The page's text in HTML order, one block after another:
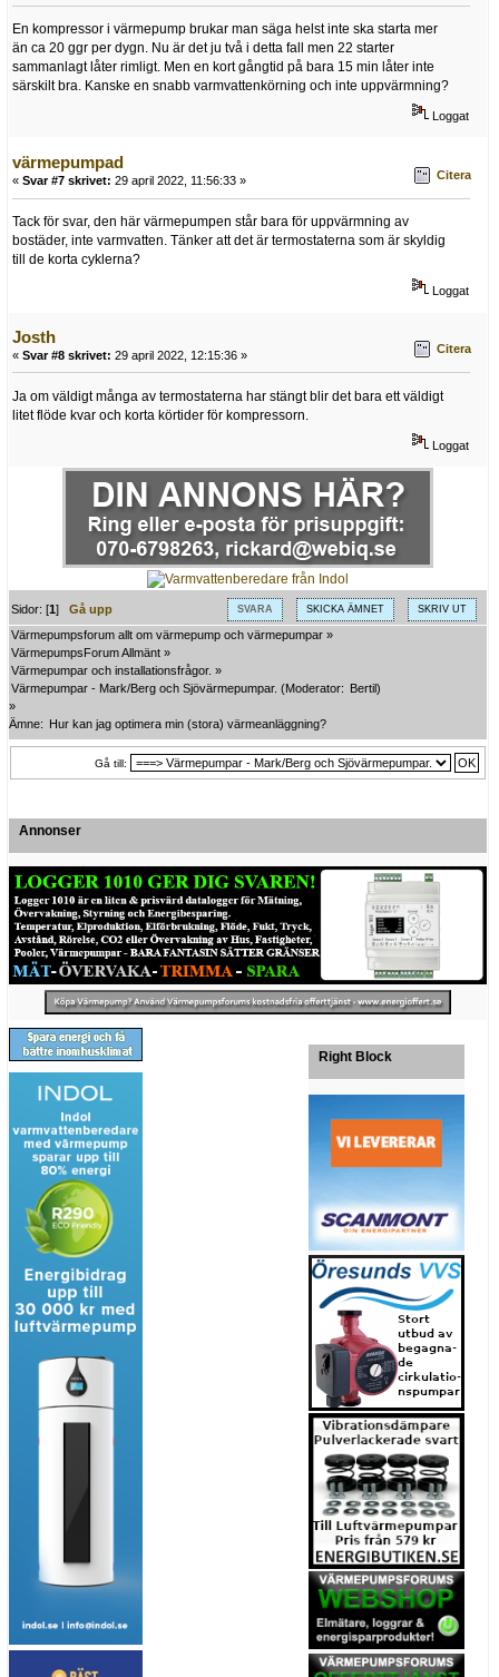
En kompressor i värmepump brukar man säga helst inte ska starta mer
än ca 20 ggr per dygn. Nu är det ju två i detta fall men 22 starter
sammanlagt låter rimligt. Men en kort gångtid på bara 15 min låter inte
särskilt bra. Kanske en snabb varmvattenkörning och inte uppvärmning?
Loggat
värmepumpad
« Svar #7 skrivet: 29 april 2022, 11:56:33 » Citera
Tack för svar, den här värmepumpen står bara för uppvärmning av
bostäder, inte varmvatten. Tänker att det är termostaterna som är skyldig
till de korta cyklerna?
Loggat
Josth
« Svar #8 skrivet: 29 april 2022, 12:15:36 » Citera
Ja om väldigt många av termostaterna har stängt blir det bara ett väldigt
litet flöde kvar och korta körtider för kompressorn.
Loggat
SVARA SKICKA ÄMNET SKRIV UT
Sidor: [1]Gå upp
Värmepumpsforum allt om värmepump och värmepumpar »
VärmepumpsForum Allmänt »
Värmepumpar och installationsfrågor. »
Värmepumpar - Mark/Berg och Sjövärmepumpar. (Moderator: Bertil)
»
Ämne:
Hur kan jag optimera min (stora) värmeanläggning?
Gå till:
Annonser
Right Block